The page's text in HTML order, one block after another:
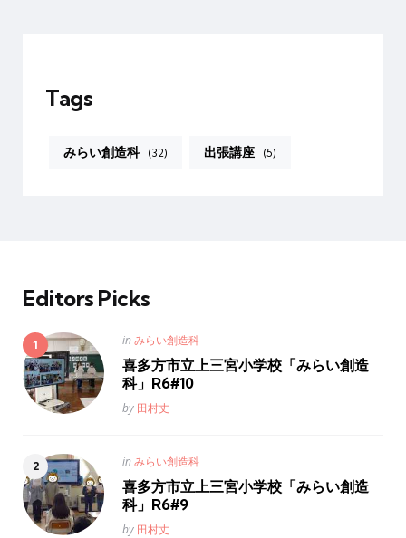
Tags
みらい創造科 (32) 出張講座 (5)
Editors Picks
Posted
in
in みらい創造科
喜多方市立上三宮小学校「みらい創造
科」R6#10
Posted
by 田村丈
Posted
in
in みらい創造科
喜多方市立上三宮小学校「みらい創造
科」R6#9
Posted
by 田村丈